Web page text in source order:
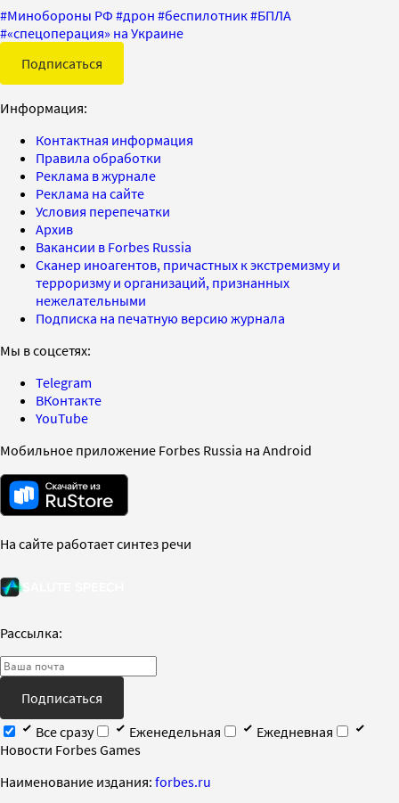
#Минобороны РФ #дрон #беспилотник#БПЛА
#«спецоперация» на Украине
Подписаться
Информация:
Контактная информация
Правила обработки
Реклама в журнале
Реклама на сайте
Условия перепечатки
Архив
Вакансии в Forbes Russia
Сканер иноагентов, причастных к экстремизму и
терроризму и организаций, признанных
нежелательными
Подписка на печатную версию журнала
Мы в соцсетях:
Telegram
ВКонтакте
YouTube
Мобильное приложение Forbes Russia на Android
На сайте работает синтез речи
Рассылка:
Подписаться
Все сразу
Еженедельная
Ежедневная
Новости Forbes Games
Наименование издания: forbes.ru